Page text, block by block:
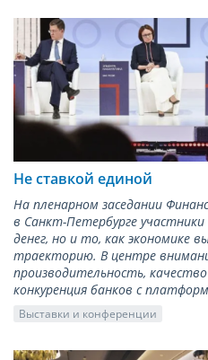
Не ставкой единой
На пленарном заседании
в Санкт-Петербурге
денег, но и то, как экономике
траекторию. В центре
производительность,
конкуренция банков с
Выставки и конференции